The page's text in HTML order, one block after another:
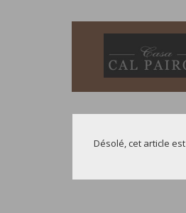
Désolé, cet article